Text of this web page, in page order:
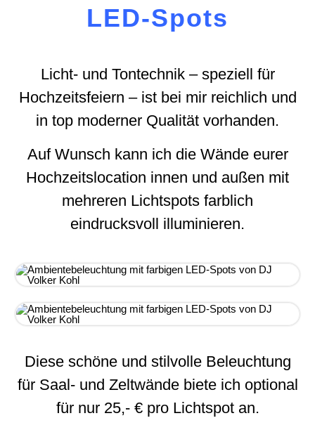
LED-Spots
Licht- und Tontechnik – speziell für
Hochzeitsfeiern – ist bei mir reichlich und
in top moderner Qualität vorhanden.
Auf Wunsch kann ich die Wände eurer
Hochzeitslocation innen und außen mit
mehreren Lichtspots farblich
eindrucksvoll illuminieren.
Diese schöne und stilvolle Beleuchtung
für Saal- und Zeltwände biete ich optional
für nur 25,- € pro Lichtspot an.